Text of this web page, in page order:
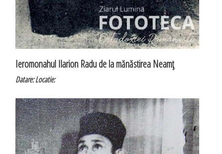
Ieromonahul Ilarion Radu de la mănăstirea Neamţ
Datare:Locatie: